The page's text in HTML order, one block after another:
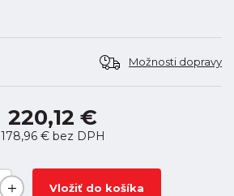
Možnosti dopravy
220,12 €
178,96 €bez DPH
Vložiť do košíka